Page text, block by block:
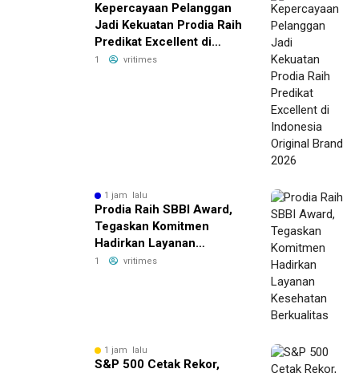
Kepercayaan Pelanggan
Jadi Kekuatan Prodia Raih
Predikat Excellent di
Indonesia Original Brand
1 vritimes
1 jam lalu
Prodia Raih SBBI Award,
Tegaskan Komitmen
Hadirkan Layanan
Kesehatan Berkualitas
1 vritimes
1 jam lalu
S&P 500 Cetak Rekor,